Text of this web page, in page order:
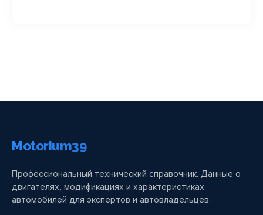
Motorium39
Профессиональный технический справочник. Данные о
двигателях, модификациях и характеристиках
автомобилей для экспертов и автовладельцев.